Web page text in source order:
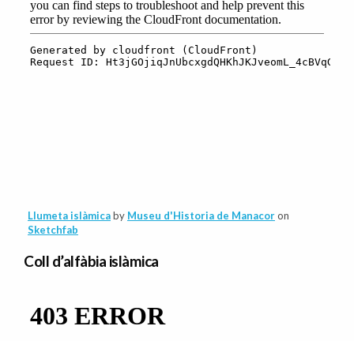
Llumeta islàmicaby Museu d'Historia de Manacoron
Sketchfab
Coll d’alfàbia islàmica